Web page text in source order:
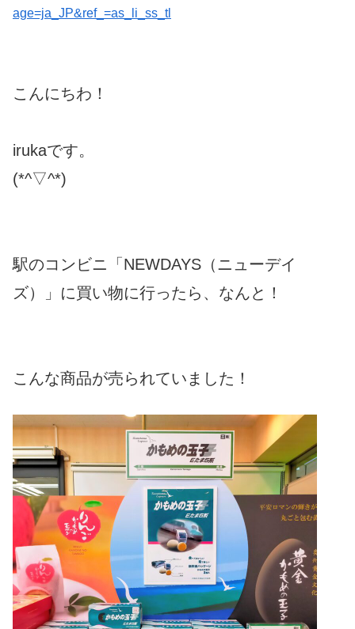
age=ja_JP&ref_=as_li_ss_tl
こんにちわ！
irukaです。
(*^▽^*)
駅のコンビニ「NEWDAYS（ニューデイ
ズ）」に買い物に行ったら、なんと！
こんな商品が売られていました！